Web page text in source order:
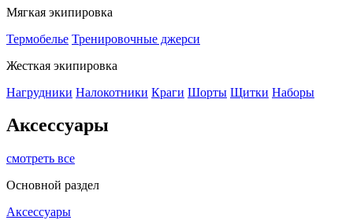
Мягкая экипировка
Термобелье Тренировочные джерси
Жесткая экипировка
Нагрудники Налокотники Краги Шорты Щитки Наборы
Аксессуары
смотреть все
Основной раздел
Аксессуары